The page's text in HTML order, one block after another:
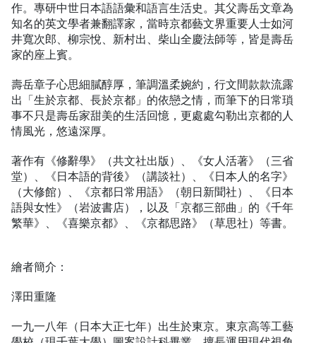
作。專研中世日本語語彙和語言生活史。其父壽岳文章為
知名的英文學者兼翻譯家，當時京都藝文界重要人士如河
井寬次郎、柳宗悅、新村出、柴山全慶法師等，皆是壽岳
家的座上賓。
壽岳章子心思細膩醇厚，筆調溫柔婉約，行文間款款流露
出「生於京都、長於京都」的依戀之情，而筆下的日常瑣
事不只是壽岳家甜美的生活回憶，更處處勾勒出京都的人
情風光，悠遠深厚。
著作有《修辭學》（共文社出版）、《女人活著》（三省
堂）、《日本語的背後》（講談社）、《日本人的名字》
（大修館）、《京都日常用語》（朝日新聞社）、《日本
語與女性》（岩波書店），以及「京都三部曲」的《千年
繁華》、《喜樂京都》、《京都思路》（草思社）等書。
繪者簡介：
澤田重隆
一九一八年（日本大正七年）出生於東京。東京高等工藝